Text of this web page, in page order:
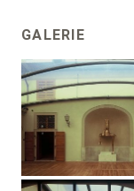
GALERIE